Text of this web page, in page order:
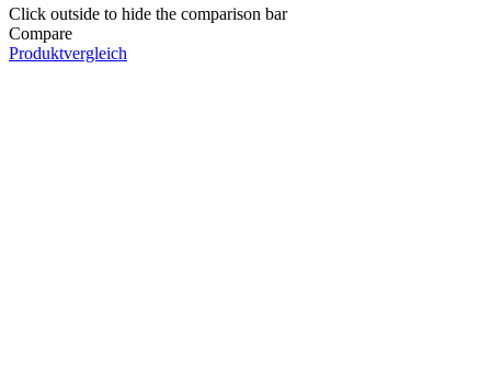
Click outside to hide the comparison bar
Compare
Produktvergleich